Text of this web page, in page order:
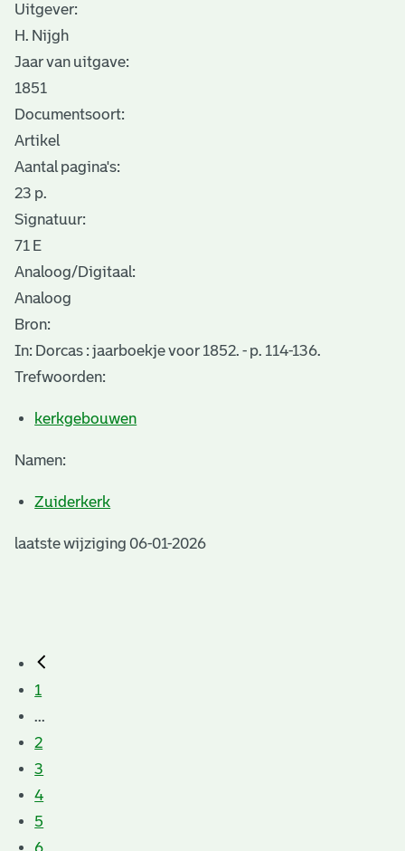
Uitgever:
H. Nijgh
Jaar van uitgave:
1851
Documentsoort:
Artikel
Aantal pagina's:
23 p.
Signatuur:
71 E
Analoog/Digitaal:
Analoog
Bron:
In: Dorcas : jaarboekje voor 1852. - p. 114-136.
Trefwoorden:
kerkgebouwen
Namen:
Zuiderkerk
laatste wijziging 06-01-2026
1
...
2
3
4
5